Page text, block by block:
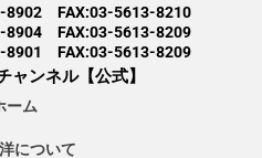
8902 FAX:03-5613-8210
8904 FAX:03-5613-8209
8901 FAX:03-5613-8209
ャンネル【公式】
ーム
について